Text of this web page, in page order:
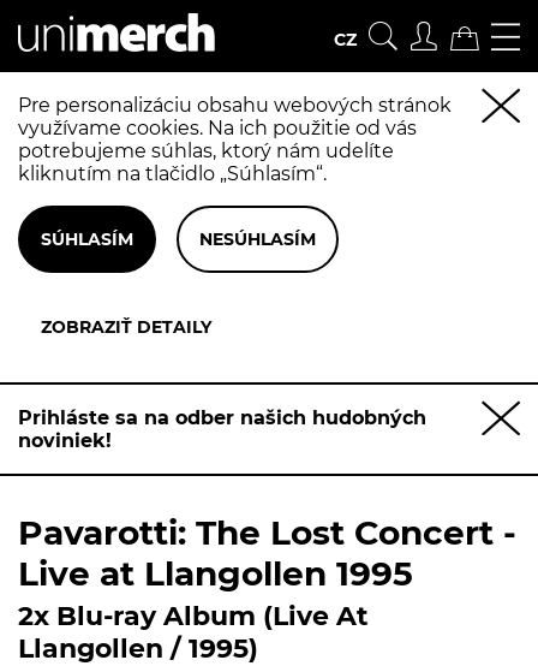
CZ
Pre personalizáciu obsahu webových stránok
využívame cookies. Na ich použitie od vás
potrebujeme súhlas, ktorý nám udelíte
kliknutím na tlačidlo „Súhlasím“.
Prihláste sa na odber našich hudobných
noviniek!
Pavarotti: The Lost Concert -
Live at Llangollen 1995
2x Blu-ray Album (Live At
Llangollen / 1995)